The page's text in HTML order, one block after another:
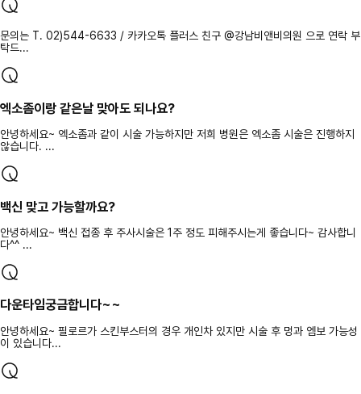
문의는 T. 02)544-6633 / 카카오톡 플러스 친구 @강남비앤비의원 으로 연락 부
탁드...
엑소좀이랑 같은날 맞아도 되나요?
안녕하세요~ 엑소좀과 같이 시술 가능하지만 저희 병원은 엑소좀 시술은 진행하지
않습니다. ...
백신 맞고 가능할까요?
안녕하세요~ 백신 접종 후 주사시술은 1주 정도 피해주시는게 좋습니다~ 감사합니
다^^ ...
다운타임궁금합니다~~
안녕하세요~ 필로르가 스킨부스터의 경우 개인차 있지만 시술 후 멍과 엠보 가능성
이 있습니다...